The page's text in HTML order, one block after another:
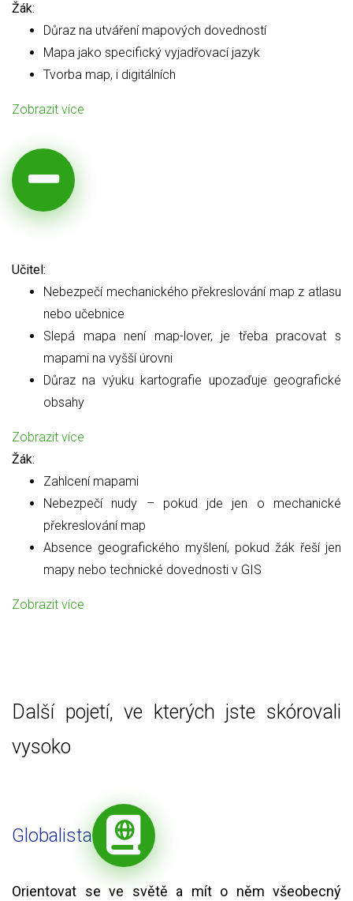
Žák:
Důraz na utváření mapových dovedností
Mapa jako specifický vyjadřovací jazyk
Tvorba map, i digitálních
Zobrazit více
Učitel:
Nebezpečí mechanického překreslování map z atlasu
nebo učebnice
Slepá mapa není map-lover, je třeba pracovat s
mapami na vyšší úrovni
Důraz na výuku kartografie upozaďuje geografické
obsahy
Zobrazit více
Žák:
Zahlcení mapami
Nebezpečí nudy – pokud jde jen o mechanické
překreslování map
Absence geografického myšlení, pokud žák řeší jen
mapy nebo technické dovednosti v GIS
Zobrazit více
Další pojetí, ve kterých jste skórovali
vysoko
Globalista
Orientovat se ve světě a mít o něm všeobecný